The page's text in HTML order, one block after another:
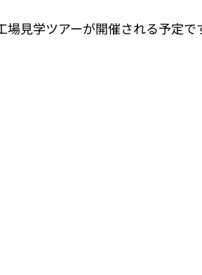
場見学ツアーが開催される予定で